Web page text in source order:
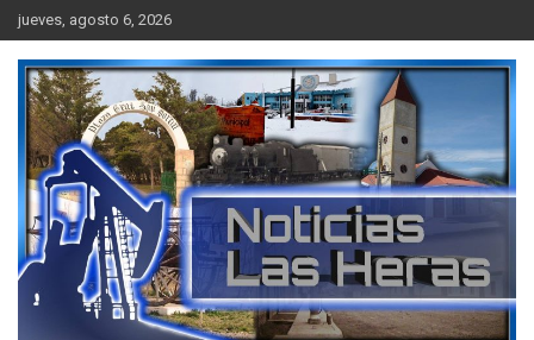
Skip
to
content
jueves, agosto 6, 2026